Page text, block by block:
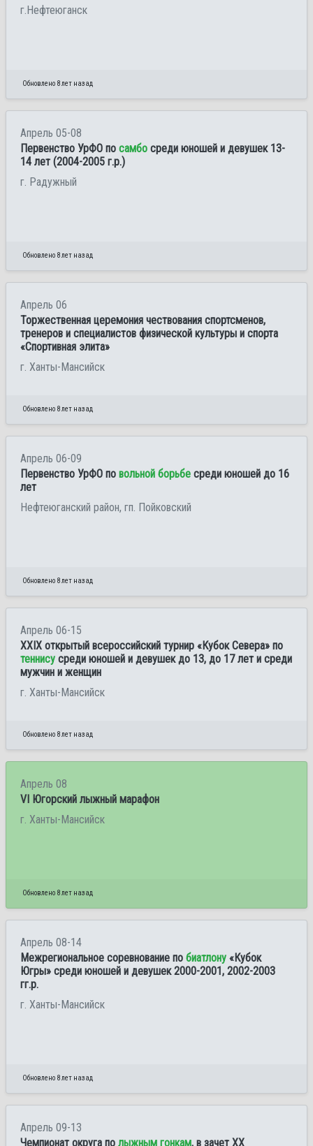
г.Нефтеюганск
Обновлено 8 лет назад
Апрель 05-08
Первенство УрФО по самбо среди юношей и девушек 13-
14 лет (2004-2005 г.р.)
г. Радужный
Обновлено 8 лет назад
Апрель 06
Торжественная церемония чествования спортсменов,
тренеров и специалистов физической культуры и спорта
«Спортивная элита»
г. Ханты-Мансийск
Обновлено 8 лет назад
Апрель 06-09
Первенство УрФО по вольной борьбе среди юношей до 16
лет
Нефтеюганский район, гп. Пойковский
Обновлено 8 лет назад
Апрель 06-15
XXIX открытый всероссийский турнир «Кубок Севера» по
теннису среди юношей и девушек до 13, до 17 лет и среди
мужчин и женщин
г. Ханты-Мансийск
Обновлено 8 лет назад
Апрель 08
VI Югорский лыжный марафон
г. Ханты-Мансийск
Обновлено 8 лет назад
Апрель 08-14
Межрегиональное соревнование по биатлону «Кубок
Югры» среди юношей и девушек 2000-2001, 2002-2003
гг.р.
г. Ханты-Мансийск
Обновлено 8 лет назад
Апрель 09-13
Чемпионат округа по лыжным гонкам, в зачет XX